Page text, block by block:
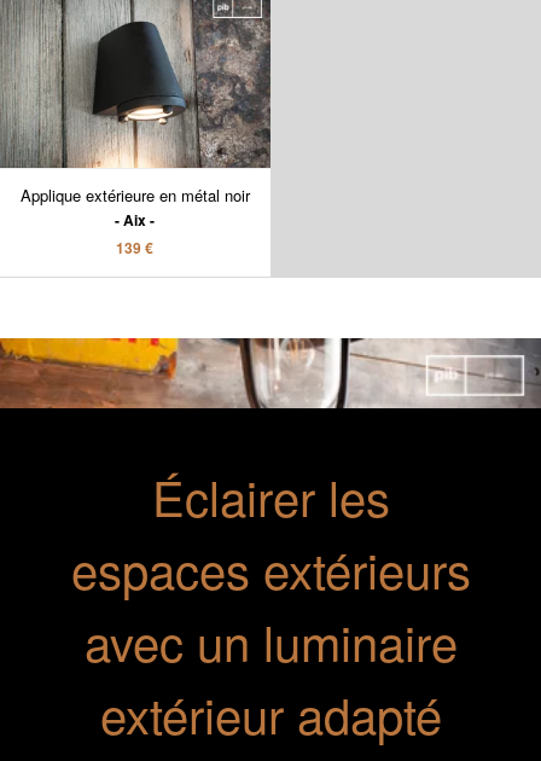
Applique extérieure en métal noir
Aix
139 €
Éclairer les
espaces extérieurs
avec un luminaire
extérieur adapté